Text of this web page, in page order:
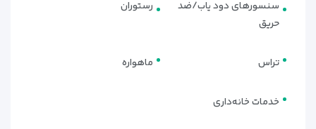
امکان می‌دهد از انتخاب‌های متنوع غذایی لذت ببرند. فضای
رستوران در محیطی روباز قرار دارد و چشم‌اندازی زیبا از
باعث می‌شود که صرف غذا در این رستوران نه تنها لذیذ بلکه
کافی‌شاپ
سنسورهای دود یاب/ضد
حریق
رستوران
تراس ماهواره
خدمات خانه‌داری